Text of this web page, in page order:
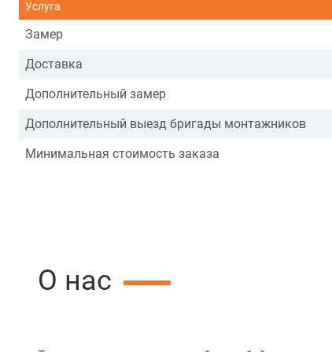
Услуга
Замер
Доставка
Дополнительный замер
Дополнительный выезд бригады монтажников
Минимальная стоимость заказа
О нас